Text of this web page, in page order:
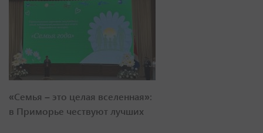
«Семья – это целая вселенная»:
в Приморье чествуют лучших